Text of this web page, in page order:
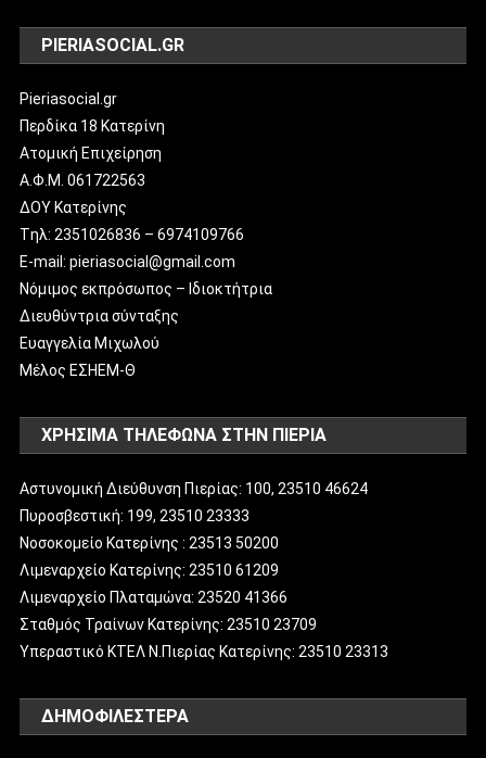
PIERIASOCIAL.GR
Pieriasocial.gr
Περδίκα 18 Κατερίνη
Ατομική Επιχείρηση
Α.Φ.Μ. 061722563
ΔΟΥ Κατερίνης
Tηλ: 2351026836 – 6974109766
E-mail: pieriasocial@gmail.com
Νόμιμος εκπρόσωπος – Ιδιοκτήτρια
Διευθύντρια σύνταξης
Ευαγγελία Μιχωλού
Μέλος ΕΣΗΕΜ-Θ
ΧΡΗΣΙΜΑ ΤΗΛΕΦΩΝΑ ΣΤΗΝ ΠΙΕΡΙΑ
Αστυνομική Διεύθυνση Πιερίας: 100, 23510 46624
Πυροσβεστική: 199, 23510 23333
Νοσοκομείο Κατερίνης : 23513 50200
Λιμεναρχείο Κατερίνης: 23510 61209
Λιμεναρχείο Πλαταμώνα: 23520 41366
Σταθμός Τραίνων Κατερίνης: 23510 23709
Υπεραστικό ΚΤΕΛ Ν.Πιερίας Κατερίνης: 23510 23313
ΔΗΜΟΦΙΛΈΣΤΕΡΑ